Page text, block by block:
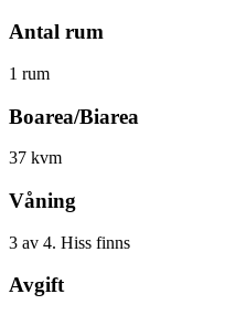
Antal rum
1 rum
Boarea/Biarea
37 kvm
Våning
3 av 4. Hiss finns
Avgift